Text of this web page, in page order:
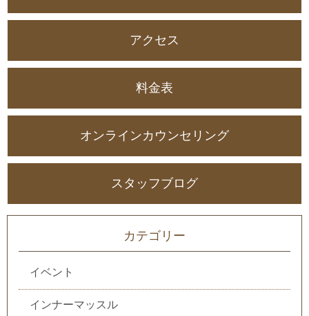
アクセス
料金表
オンラインカウンセリング
スタッフブログ
カテゴリー
イベント
インナーマッスル